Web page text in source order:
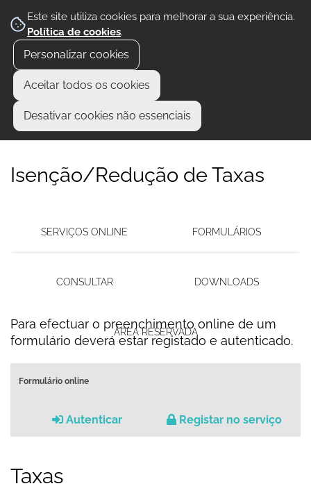
Este site utiliza cookies para melhorar a sua experiência.
Política de cookies.
Personalizar cookies
Aceitar todos os cookies
Desativar cookies não essenciais
Isenção/Redução de Taxas
SERVIÇOS ONLINE FORMULÁRIOS
CONSULTAR DOWNLOADS
ÁREA RESERVADA
Para efectuar o preenchimento online de um
formulário deverá estar registado e autenticado.
Formulário online
Autenticar Registar no serviço
Taxas